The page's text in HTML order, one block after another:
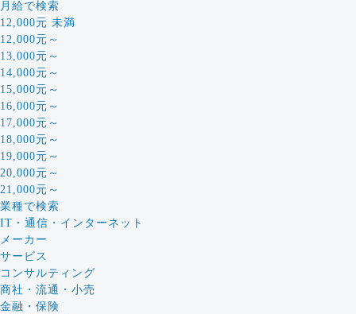
月給で検索
12,000元 未満
12,000元～
13,000元～
14,000元～
15,000元～
16,000元～
17,000元～
18,000元～
19,000元～
20,000元～
21,000元～
業種で検索
IT・通信・インターネット
メーカー
サービス
コンサルティング
商社・流通・小売
金融・保険